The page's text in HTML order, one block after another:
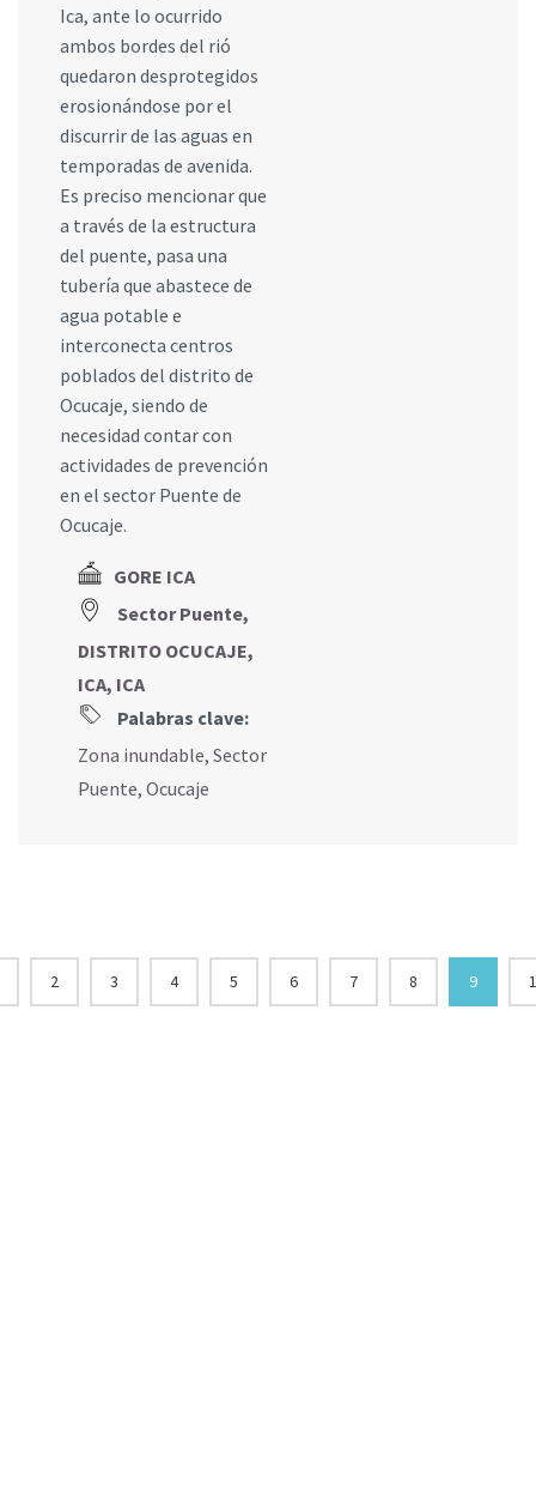
Ica, ante lo ocurrido
ambos bordes del rió
quedaron desprotegidos
erosionándose por el
discurrir de las aguas en
temporadas de avenida.
Es preciso mencionar que
a través de la estructura
del puente, pasa una
tubería que abastece de
agua potable e
interconecta centros
poblados del distrito de
Ocucaje, siendo de
necesidad contar con
actividades de prevención
en el sector Puente de
Ocucaje.
GORE ICA
Sector Puente,
DISTRITO OCUCAJE,
ICA, ICA
Palabras clave:
Zona inundable, Sector
Puente, Ocucaje
2 3 4 5 6 7 8 9